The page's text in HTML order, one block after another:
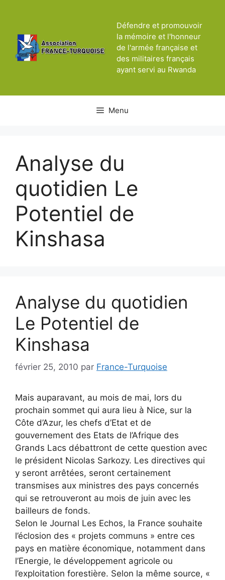
Défendre et promouvoir
la mémoire et l'honneur
de l'armée française et
des militaires français
ayant servi au Rwanda
Menu
Analyse du
quotidien Le
Potentiel de
Kinshasa
Analyse du quotidien
Le Potentiel de
Kinshasa
février 25, 2010 par France-Turquoise
Mais auparavant, au mois de mai, lors du
prochain sommet qui aura lieu à Nice, sur la
Côte d’Azur, les chefs d’Etat et de
gouvernement des Etats de l’Afrique des
Grands Lacs débattront de cette question avec
le président Nicolas Sarkozy. Les directives qui
y seront arrêtées, seront certainement
transmises aux ministres des pays concernés
qui se retrouveront au mois de juin avec les
bailleurs de fonds.
Selon le Journal Les Echos, la France souhaite
l’éclosion des « projets communs » entre ces
pays en matière économique, notamment dans
l’Energie, le développement agricole ou
l’exploitation forestière. Selon la même source, «